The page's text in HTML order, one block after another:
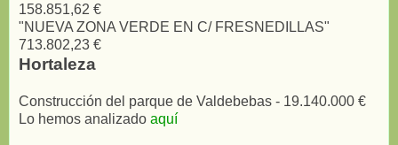
158.851,62 €
"NUEVA ZONA VERDE EN C/ FRESNEDILLAS"
713.802,23 €
Hortaleza
Construcción del parque de Valdebebas - 19.140.000 €
Lo hemos analizado aquí